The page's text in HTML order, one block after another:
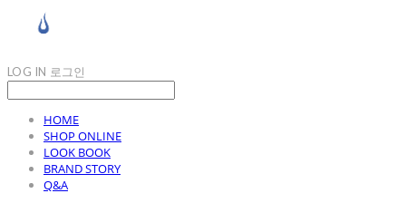
LOG IN 로그인
HOME
SHOP ONLINE
LOOK BOOK
BRAND STORY
Q&A